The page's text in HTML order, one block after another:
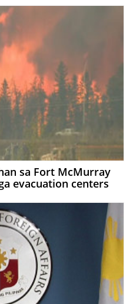
sa Fort McMurray
evacuation centers